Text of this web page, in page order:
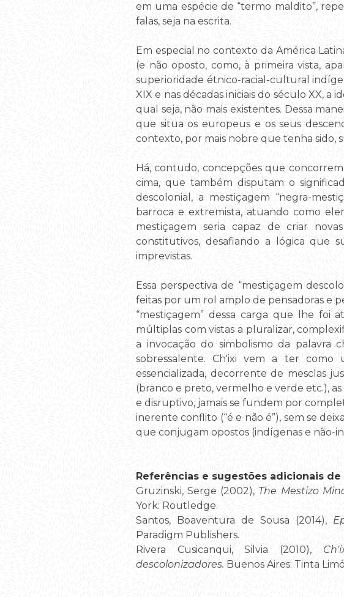
em uma espécie de “termo maldito”,
falas, seja na escrita.
Em especial no contexto da América
(e não oposto, como, à primeira vista,
superioridade étnico-racial-cultural
XIX e nas décadas iniciais do século XX,
qual seja, não mais existentes. Dessa
que situa os europeus e os seus
contexto, por mais nobre que tenha sido,
Há, contudo, concepções que concorrem
cima, que também disputam o
descolonial, a mestiçagem “negra-
barroca e extremista, atuando como
mestiçagem seria capaz de criar
constitutivos, desafiando a lógica que
imprevistas.
Essa perspectiva de “mestiçagem
feitas por um rol amplo de pensadoras e
“mestiçagem” dessa carga que lhe foi
múltiplas com vistas a pluralizar,
a invocação do simbolismo da palavra
sobressalente. Ch'ixi vem a ter
essencializada, decorrente de mesclas
(branco e preto, vermelho e verde etc.),
e disruptivo, jamais se fundem por
inerente conflito (“é e não é”), sem se
que conjugam opostos (indígenas e não-
Referências e sugestões adicionais de
Gruzinski, Serge (2002), The Mestizo
York: Routledge.
Santos, Boaventura de Sousa (2014),
Paradigm Publishers.
Rivera Cusicanqui, Silvia (2010),
descolonizadores. Buenos Aires: Tinta